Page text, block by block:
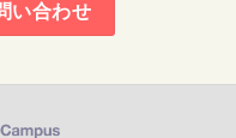
い合わせ